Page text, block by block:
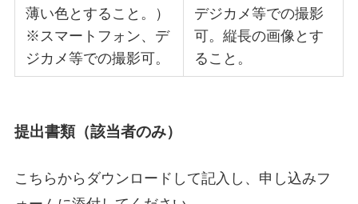
薄い色とすること。）
※スマートフォン、デ
ジカメ等での撮影可。
デジカメ等での撮影
可。縦長の画像とす
ること。
提出書類（該当者のみ）
こちらからダウンロードして記入し、申し込みフ